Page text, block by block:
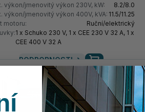
výkon/jmenovitý výkon 230V, kW:
8.2/8.0
výkon/jmenovitý výkon 400V, kVA: 11.5/11.25
motoru:
Ruční/elektrický
1 x Schuko 230 V, 1 x CEE 230 V 32 A, 1 x
CEE 400 V 32 A
PODROBNOSTI